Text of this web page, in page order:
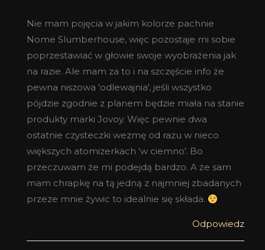
Nie mam pojęcia w jakim kolorze pachnie
Nome Slumberhouse, więc pozostaje mi sobie
poprzestawiać w głowie swoje wyobrażenia jak
na razie. Ale mam za to i na szczęście info że
pewna niszowa 'odlewajnia', jeśli wszystko
pójdzie zgodnie z planem będzie miała na stanie
produkty marki Jovoy. Więc pewnie dwa
ostatnie czysteczki wezmę od razu w nieco
większych atomizerkach 'w ciemno'. Bo
przeczuwam że mi podejdą bardzo. A że sam
mam chrapkę na tą jedną z najmniej zbadanych
przeze mnie żywic to idealnie się składa.
Odpowiedz